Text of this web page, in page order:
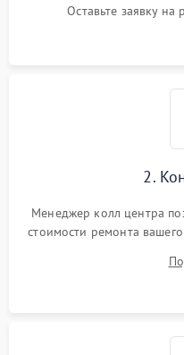
Оставьте заявку
2.
Менеджер колл центра
стоимости ремонта